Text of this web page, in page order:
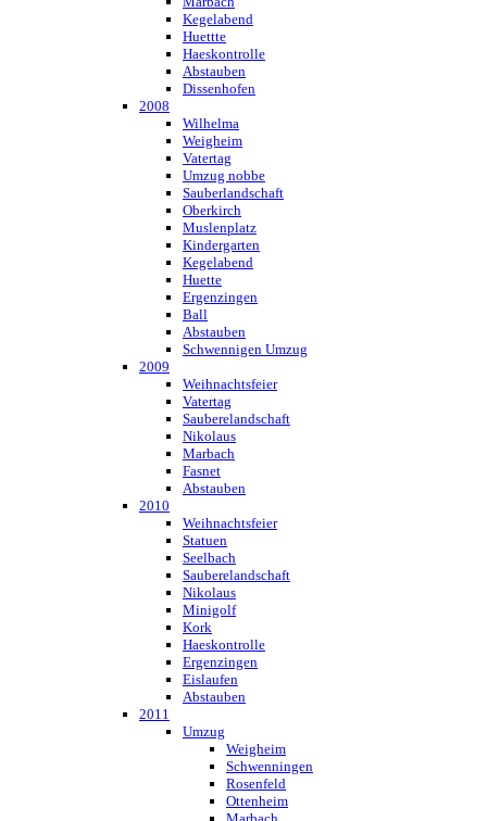
Kegelabend
Huettte
Haeskontrolle
Abstauben
Dissenhofen
2008
Wilhelma
Weigheim
Vatertag
Umzug nobbe
Sauberlandschaft
Oberkirch
Muslenplatz
Kindergarten
Kegelabend
Huette
Ergenzingen
Ball
Abstauben
Schwennigen Umzug
2009
Weihnachtsfeier
Vatertag
Sauberelandschaft
Nikolaus
Marbach
Fasnet
Abstauben
2010
Weihnachtsfeier
Statuen
Seelbach
Sauberelandschaft
Nikolaus
Minigolf
Kork
Haeskontrolle
Ergenzingen
Eislaufen
Abstauben
2011
Umzug
Weigheim
Schwenningen
Rosenfeld
Ottenheim